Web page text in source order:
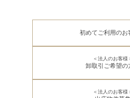
初めてご利用のお
＜法人のお客様
卸取引ご希望の
＜法人のお客様